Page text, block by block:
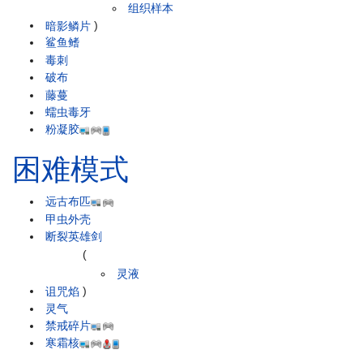
暗影鳞片
组织样本
)
鲨鱼鳍
毒刺
破布
藤蔓
蠕虫毒牙
粉凝胶
困难模式
远古布匹
甲虫外壳
断裂英雄剑
诅咒焰
(
灵液
)
灵气
禁戒碎片
寒霜核